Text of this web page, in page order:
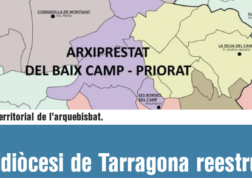
de l'arquebisbat.
de Tarragona